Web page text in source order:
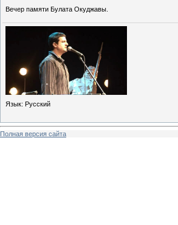
Вечер памяти Булата Окуджавы.
Язык: Русский
Полная версия сайта